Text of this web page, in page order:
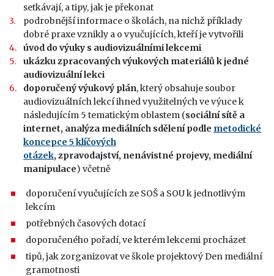
setkávají, a tipy, jak je překonat
podrobnější informace o školách, na nichž příklady
dobré praxe vznikly a o vyučujících, kteří je vytvořili
úvod do výuky s audiovizuálními lekcemi
ukázku zpracovaných výukových materiálů k jedné
audiovizuální lekci
doporučený výukový plán, který obsahuje soubor
audiovizuálních lekcí ihned využitelných ve výuce k
následujícím 5 tematickým oblastem (sociální sítě a
internet, analýza mediálních sdělení podle metodické
koncepce 5 klíčových
otázek, zpravodajství, nenávistné projevy, mediální
manipulace) včetně
doporučení vyučujících ze SOŠ a SOU k jednotlivým
lekcím
potřebných časových dotací
doporučeného pořadí, ve kterém lekcemi procházet
tipů, jak zorganizovat ve škole projektový Den mediální
gramotnosti